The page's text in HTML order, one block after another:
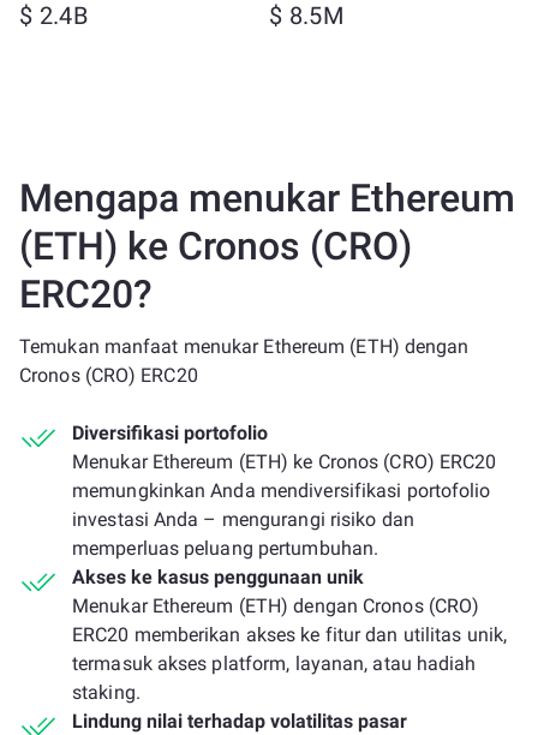
$ 2.4B $ 8.5M
Mengapa menukar Ethereum
(ETH) ke Cronos (CRO)
ERC20?
Temukan manfaat menukar Ethereum (ETH) dengan
Cronos (CRO) ERC20
Diversifikasi portofolio
Menukar Ethereum (ETH) ke Cronos (CRO) ERC20
memungkinkan Anda mendiversifikasi portofolio
investasi Anda – mengurangi risiko dan
memperluas peluang pertumbuhan.
Akses ke kasus penggunaan unik
Menukar Ethereum (ETH) dengan Cronos (CRO)
ERC20 memberikan akses ke fitur dan utilitas unik,
termasuk akses platform, layanan, atau hadiah
staking.
Lindung nilai terhadap volatilitas pasar